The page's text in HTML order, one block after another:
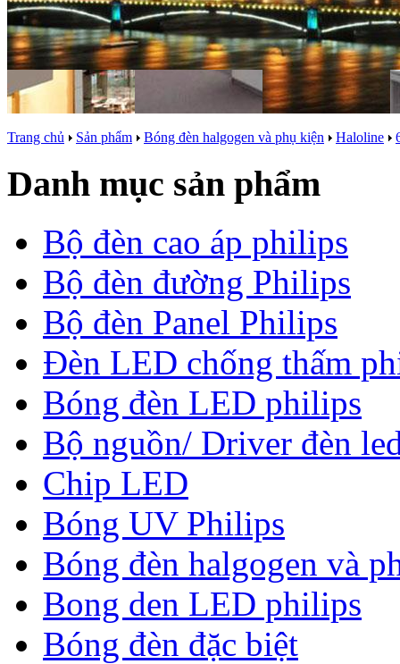
Trang chủ Sản phẩm Bóng đèn halgogen và phụ kiện Haloline
Danh mục sản phẩm
Bộ đèn cao áp philips
Bộ đèn đường Philips
Bộ đèn Panel Philips
Đèn LED chống thấm
Bóng đèn LED philips
Bộ nguồn/ Driver đèn
Chip LED
Bóng UV Philips
Bóng đèn halgogen và
Bong den LED philips
Bóng đèn đặc biệt